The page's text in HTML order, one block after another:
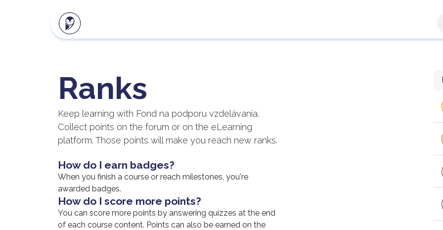
Kontaktujte
Ranks
Keep learning with Fond na podporu vzdelávania.
Collect points on the forum or on the eLearning
platform. Those points will make you reach new ranks.
How do I earn badges?
When you finish a course or reach milestones, you're
awarded badges.
How do I score more points?
You can score more points by answering quizzes at the end
of each course content. Points can also be earned on the